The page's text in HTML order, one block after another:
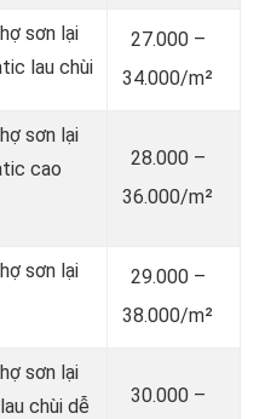
sơn lại
lau chùi
27.000 –
34.000/m²
sơn lại
cao
28.000 –
36.000/m²
sơn lại
29.000 –
38.000/m²
sơn lại
chùi dễ
30.000 –